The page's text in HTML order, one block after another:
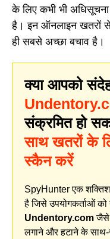
के लिए कभी भी
है। इन ऑनलाइन खतरों
ही सबसे अच्छा बचाव है।
क्या आपको
संक्रमित हो
साथ खतरों के
स्कैन करें
SpyHunter एक
है जिसे उपयोगकर्ताओं को
Undentory.comजैसे
लगाने और हटाने के